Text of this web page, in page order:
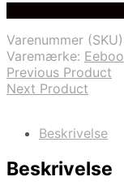
Varenummer
Varemærke: Eeboo
Previous Product
Next Product
Beskrivelse
Beskrivelse